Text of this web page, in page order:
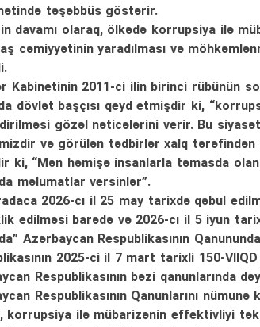
təşəbbüs göstərir.
davamı olaraq, ölkədə korrupsiya ilə
cəmiyyətinin yaradılması və
Kabinetinin 2011-ci ilin birinci rübünün
dövlət başçısı qeyd etmişdir ki,
gözəl nəticələrini verir. Bu
və görülən tədbirlər xalq tərəfindən
ki, “Mən həmişə insanlarla təmasda
məlumatlar versinlər”.
2026-cı il 25 may tarixdə qəbul
edilməsi barədə və 2026-cı il 5 iyun
Azərbaycan Respublikasının
2025-ci il 7 mart tarixli 150-
Respublikasının bəzi qanunlarında
Respublikasının Qanunlarını
korrupsiya ilə mübarizənin effektivliyi